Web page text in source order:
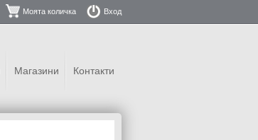
Моята количка Вход
Магазини Контакти